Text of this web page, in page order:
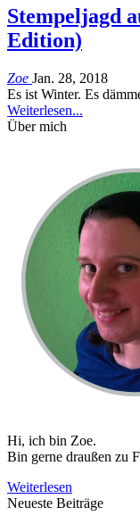
Stempeljagd
Edition)
Zoe Jan. 28, 2018
Es ist Winter. Es
Weiterlesen...
Über mich
Hi, ich bin Zoe.
Bin gerne draußen zu
Weiterlesen
Neueste Beiträge